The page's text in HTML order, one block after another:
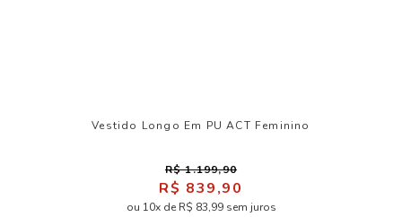
Vestido Longo Em PU ACT Feminino
R$ 1.199,90
R$ 839,90
ou 10x de R$ 83,99 sem juros